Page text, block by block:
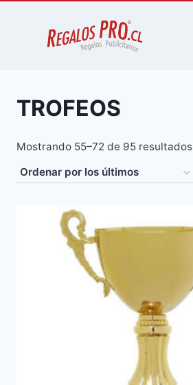
TROFEOS
Mostrando 55–72 de 95 resultados